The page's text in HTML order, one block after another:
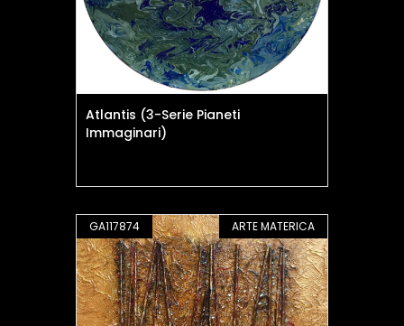
Atlantis (3-Serie Pianeti
Immaginari)
GA117874 ARTE MATERICA